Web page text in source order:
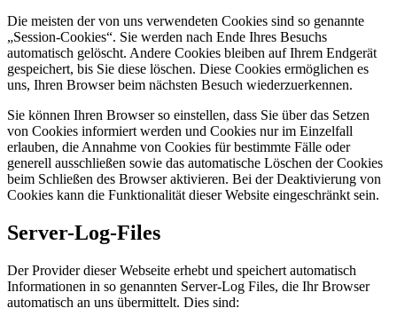
Die meisten der von uns verwendeten Cookies sind so genannte
„Session-Cookies“. Sie werden nach Ende Ihres Besuchs
automatisch gelöscht. Andere Cookies bleiben auf Ihrem Endgerät
gespeichert, bis Sie diese löschen. Diese Cookies ermöglichen es
uns, Ihren Browser beim nächsten Besuch wiederzuerkennen.
Sie können Ihren Browser so einstellen, dass Sie über das Setzen
von Cookies informiert werden und Cookies nur im Einzelfall
erlauben, die Annahme von Cookies für bestimmte Fälle oder
generell ausschließen sowie das automatische Löschen der Cookies
beim Schließen des Browser aktivieren. Bei der Deaktivierung von
Cookies kann die Funktionalität dieser Website eingeschränkt sein.
Server-Log-Files
Der Provider dieser Webseite erhebt und speichert automatisch
Informationen in so genannten Server-Log Files, die Ihr Browser
automatisch an uns übermittelt. Dies sind: